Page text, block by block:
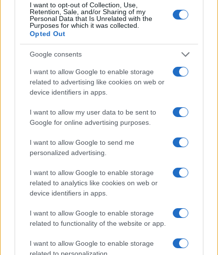
I want to opt-out of Collection, Use,
Retention, Sale, and/or Sharing of my
Personal Data that Is Unrelated with the
Purposes for which it was collected.
Opted Out
Google consents
I want to allow Google to enable storage
related to advertising like cookies on web or
device identifiers in apps.
I want to allow my user data to be sent to
Google for online advertising purposes.
I want to allow Google to send me
personalized advertising.
I want to allow Google to enable storage
related to analytics like cookies on web or
device identifiers in apps.
I want to allow Google to enable storage
related to functionality of the website or app.
I want to allow Google to enable storage
related to personalization.
Smartband o smartwatch: come scegliere il fitness
tracker giusto
FITNESS